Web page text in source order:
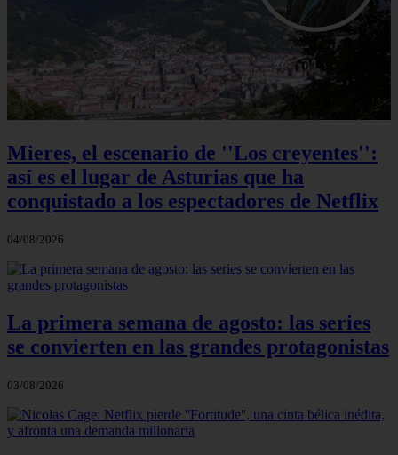
Mieres, el escenario de ''Los creyentes'':
así es el lugar de Asturias que ha
conquistado a los espectadores de Netflix
04/08/2026
La primera semana de agosto: las series
se convierten en las grandes protagonistas
03/08/2026